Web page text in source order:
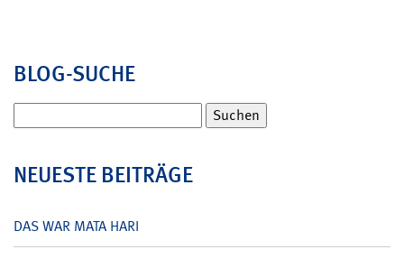
BLOG-SUCHE
nach:
NEUESTE BEITRÄGE
DAS WAR MATA HARI